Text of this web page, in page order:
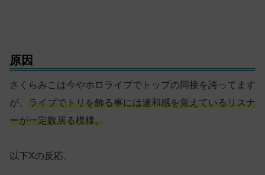
原因
さくらみこは今やホロライブでトップの同接を誇ってます
が、 ライブでトリを飾る事には違和感を覚えているリスナ
ーが一定数居る模様。
以下Xの反応。